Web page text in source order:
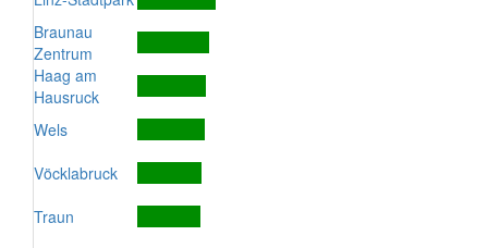
Braunau
Zentrum
Haag am
Hausruck
Wels
Vöcklabruck
Traun